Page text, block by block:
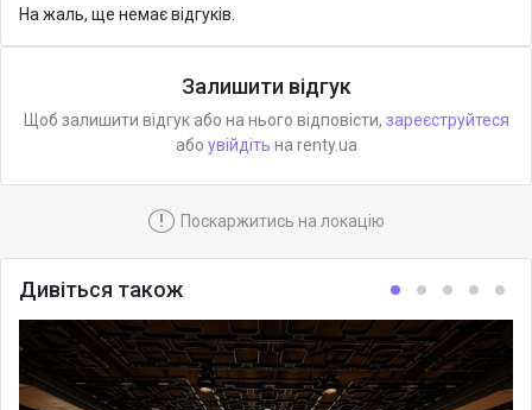
На жаль, ще немає відгуків.
Залишити відгук
Щоб залишити відгук або на нього відповісти, зареєструйтеся
або увійдіть на renty.ua
! Поскаржитись на локацію
Дивіться також